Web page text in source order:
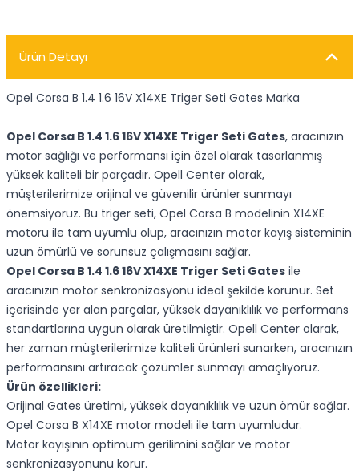
Ürün Detayı
Opel Corsa B 1.4 1.6 16V X14XE Triger Seti Gates Marka
Opel Corsa B 1.4 1.6 16V X14XE Triger Seti Gates, aracınızın
motor sağlığı ve performansı için özel olarak tasarlanmış
yüksek kaliteli bir parçadır. Opell Center olarak,
müşterilerimize orijinal ve güvenilir ürünler sunmayı
önemsiyoruz. Bu triger seti, Opel Corsa B modelinin X14XE
motoru ile tam uyumlu olup, aracınızın motor kayış sisteminin
uzun ömürlü ve sorunsuz çalışmasını sağlar.
Opel Corsa B 1.4 1.6 16V X14XE Triger Seti Gates ile
aracınızın motor senkronizasyonu ideal şekilde korunur. Set
içerisinde yer alan parçalar, yüksek dayanıklılık ve performans
standartlarına uygun olarak üretilmiştir. Opell Center olarak,
her zaman müşterilerimize kaliteli ürünleri sunarken, aracınızın
performansını artıracak çözümler sunmayı amaçlıyoruz.
Ürün özellikleri:
Orijinal Gates üretimi, yüksek dayanıklılık ve uzun ömür sağlar.
Opel Corsa B X14XE motor modeli ile tam uyumludur.
Motor kayışının optimum gerilimini sağlar ve motor
senkronizasyonunu korur.